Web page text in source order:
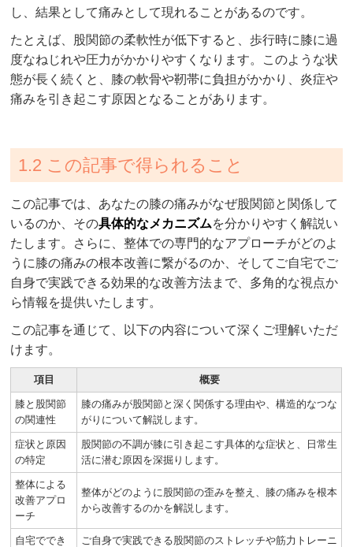
し、結果として痛みとして現れることがあるのです。
たとえば、股関節の柔軟性が低下すると、歩行時に膝に過
度なねじれや圧力がかかりやすくなります。このような状
態が長く続くと、膝の軟骨や靭帯に負担がかかり、炎症や
痛みを引き起こす原因となることがあります。
1.2 この記事で得られること
この記事では、あなたの膝の痛みがなぜ股関節と関係して
いるのか、その具体的なメカニズムを分かりやすく解説い
たします。さらに、整体での専門的なアプローチがどのよ
うに膝の痛みの根本改善に繋がるのか、そしてご自宅でご
自身で実践できる効果的な改善方法まで、多角的な視点か
ら情報を提供いたします。
この記事を通じて、以下の内容について深くご理解いただ
けます。
項目 概要
膝と股関節
の関連性
膝の痛みが股関節と深く関係する理由や、構造的なつな
がりについて解説します。
症状と原因
の特定
股関節の不調が膝に引き起こす具体的な症状と、日常生
活に潜む原因を深掘りします。
整体による
改善アプロ
ーチ
整体がどのように股関節の歪みを整え、膝の痛みを根本
から改善するのかを解説します。
自宅ででき
ご自身で実践できる股関節のストレッチや筋力トレーニ